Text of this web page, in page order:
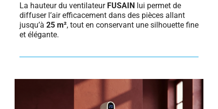
La hauteur du ventilateur FUSAIN lui permet de
diffuser l’air efficacement dans des pièces allant
jusqu’à 25 m², tout en conservant une silhouette fine
et élégante.